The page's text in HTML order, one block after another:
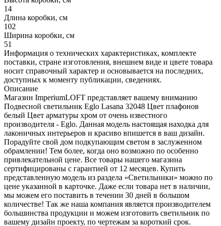
14
Длина коробки, см
102
Ширина коробки, см
51
Информация о технических характеристиках, комплекте
поставки, стране изготовления, внешнем виде и цвете товара
носит справочный характер и основывается на последних,
доступных к моменту публикации, сведениях.
Описание
Магазин ImperiumLOFT представляет вашему вниманию
Подвесной светильник Eglo Lasana 32048 Цвет плафонов
белый Цвет арматуры хром от очень известного
производителя - Eglo. Данная модель настоящая находка для
лаконичных интерьеров и красиво впишется в ваш дизайн.
Порадуйте свой дом подкупающим светом в заслуженном
обрамлении! Тем более, когда оно возможно по особенно
привлекательной цене. Все товары нашего магазина
сертифицированы с гарантией от 12 месяцев. Купить
представленную модель из раздела «Светильники» можно по
цене указанной в карточке. Даже если товара нет в наличии,
мы можем его поставить в течении 30 дней в большом
количестве! Так же наша компания является производителем
большинства продукции и можем изготовить светильник по
вашему дизайн проекту, по чертежам за короткий срок.